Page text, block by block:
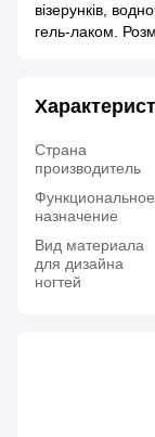
візерунків,
гель-лаком.
Страна
производитель
Функциональное
назначение
Вид материала
для дизайна
ногтей